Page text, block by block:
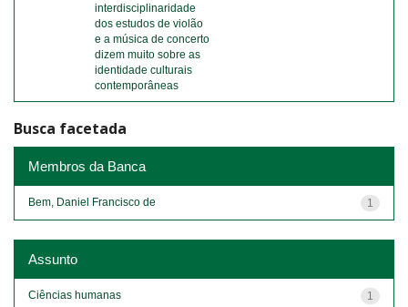
interdisciplinaridade
dos estudos de violão
e a música de concerto
dizem muito sobre as
identidade culturais
contemporâneas
Busca facetada
Membros da Banca
1
Bem, Daniel Francisco de
Assunto
1
Ciências humanas